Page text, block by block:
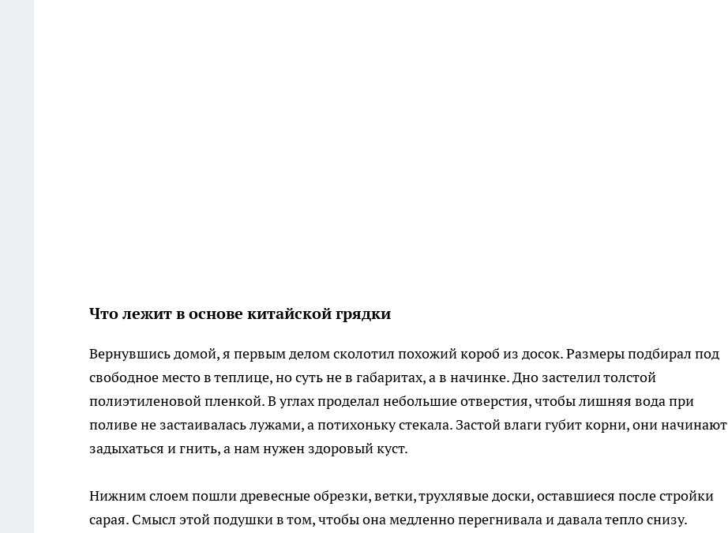
Что лежит в основе китайской грядки
Вернувшись домой, я первым делом сколотил похожий короб из досок. Размеры подбирал под
свободное место в теплице, но суть не в габаритах, а в начинке. Дно застелил толстой
полиэтиленовой пленкой. В углах проделал небольшие отверстия, чтобы лишняя вода при
поливе не застаивалась лужами, а потихоньку стекала. Застой влаги губит корни, они начинают
задыхаться и гнить, а нам нужен здоровый куст.
Нижним слоем пошли древесные обрезки, ветки, трухлявые доски, оставшиеся после стройки
сарая. Смысл этой подушки в том, чтобы она медленно перегнивала и давала тепло снизу.